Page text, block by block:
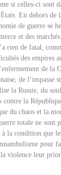
si celles-ci sont
En dehors de
de guerre se
et des
rien de fatal,
des empires
de la
de l’impasse
la Russie, du
contre la
du chaos et la
totale ne sont
la condition que
pour
la violence leur